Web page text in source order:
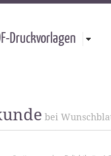
Druckvorlagen
bei